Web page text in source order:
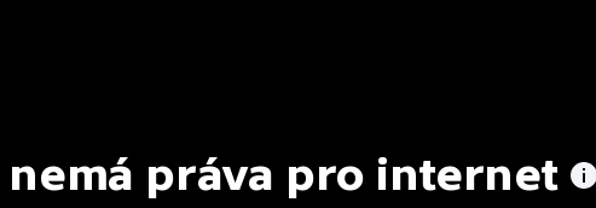
nemá práva pro internet